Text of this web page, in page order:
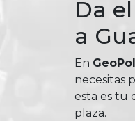
Da
a
En
necesitas
esta es tu
plaza.